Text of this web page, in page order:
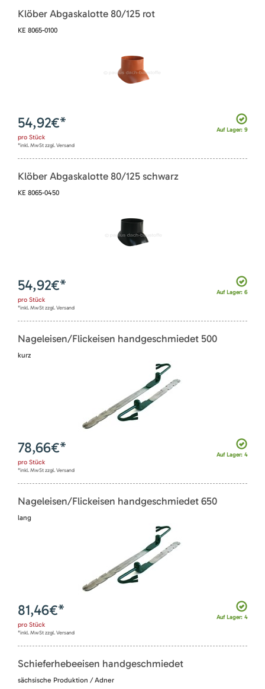
Klöber Abgaskalotte 80/125 rot
KE 8065-0100
Auf Lager: 9
54,92€*
pro Stück
*inkl. MwSt zzgl. Versand
Klöber Abgaskalotte 80/125 schwarz
KE 8065-0450
Auf Lager: 6
54,92€*
pro Stück
*inkl. MwSt zzgl. Versand
Nageleisen/Flickeisen handgeschmiedet 500
kurz
Auf Lager: 4
78,66€*
pro Stück
*inkl. MwSt zzgl. Versand
Nageleisen/Flickeisen handgeschmiedet 650
lang
Auf Lager: 4
81,46€*
pro Stück
*inkl. MwSt zzgl. Versand
Schieferhebeeisen handgeschmiedet
sächsische Produktion / Adner